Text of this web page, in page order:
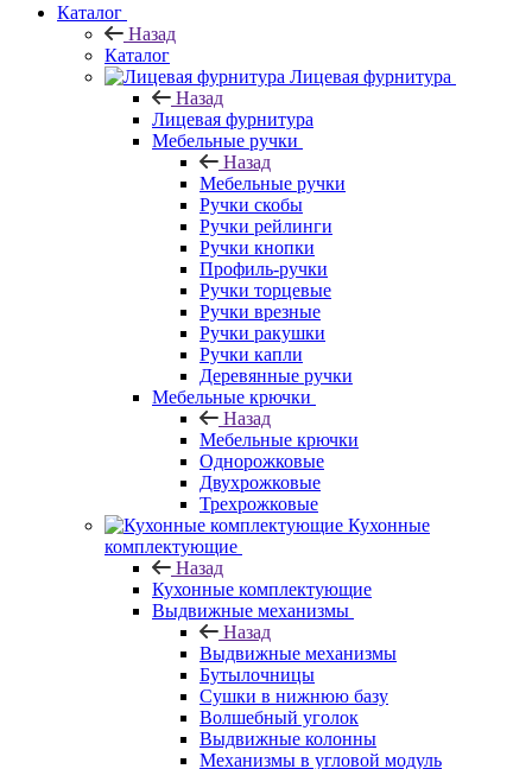
Каталог
Назад
Каталог
Лицевая фурнитура
Назад
Лицевая фурнитура
Мебельные ручки
Назад
Мебельные ручки
Ручки скобы
Ручки рейлинги
Ручки кнопки
Профиль-ручки
Ручки торцевые
Ручки врезные
Ручки ракушки
Ручки капли
Деревянные ручки
Мебельные крючки
Назад
Мебельные крючки
Однорожковые
Двухрожковые
Трехрожковые
Кухонные
комплектующие
Назад
Кухонные комплектующие
Выдвижные механизмы
Назад
Выдвижные механизмы
Бутылочницы
Сушки в нижнюю базу
Волшебный уголок
Выдвижные колонны
Механизмы в угловой модуль